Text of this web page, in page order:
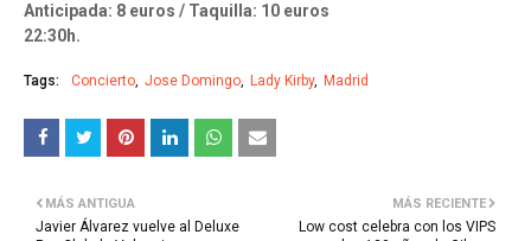
Anticipada: 8 euros / Taquilla: 10 euros
22:30h.
Tags: Concierto Jose Domingo Lady Kirby Madrid
MÁS RECIENTE
Low cost celebra con los VIPS
MÁS ANTIGUA
Javier Álvarez vuelve al Deluxe